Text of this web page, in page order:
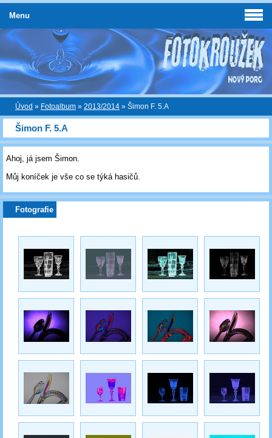
Úvod » Fotoalbum » 2013/2014 » Šimon F. 5.A
Šimon F. 5.A
Ahoj, já jsem Šimon.
Můj koníček je vše co se týká hasičů.
Fotografie
Menu